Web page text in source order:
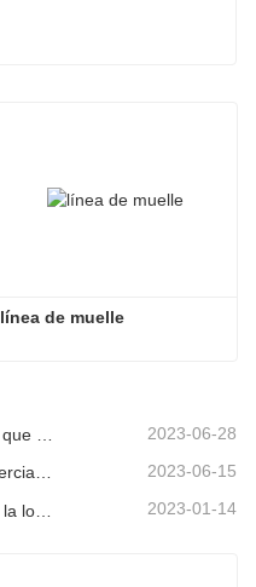
línea de muelle
2023-06-28
Fábrica de cuerdas-Centro comercial integral-Tai an Rope LTD 2023-06-15
2023-01-14